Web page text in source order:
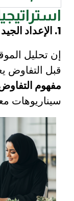
1. الإعداد الجيد
إن تحليل
قبل التفاوض
مفهوم
سيناريوهات